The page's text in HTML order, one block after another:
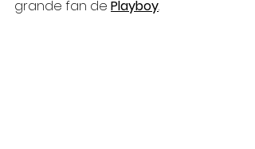
grande fan de Playboy.